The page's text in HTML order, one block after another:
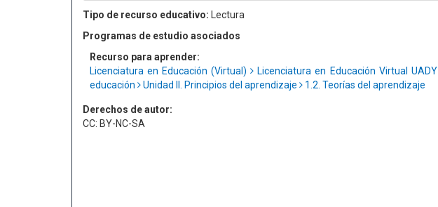
Tipo de recurso educativo: Lectura
Programas de estudio asociados
Recurso para aprender:
Licenciatura en Educación (Virtual)
Licenciatura en Educación Virtual UADY
educación
Unidad II. Principios del aprendizaje 1.2. Teorías del aprendizaje
Derechos de autor:
CC: BY-NC-SA